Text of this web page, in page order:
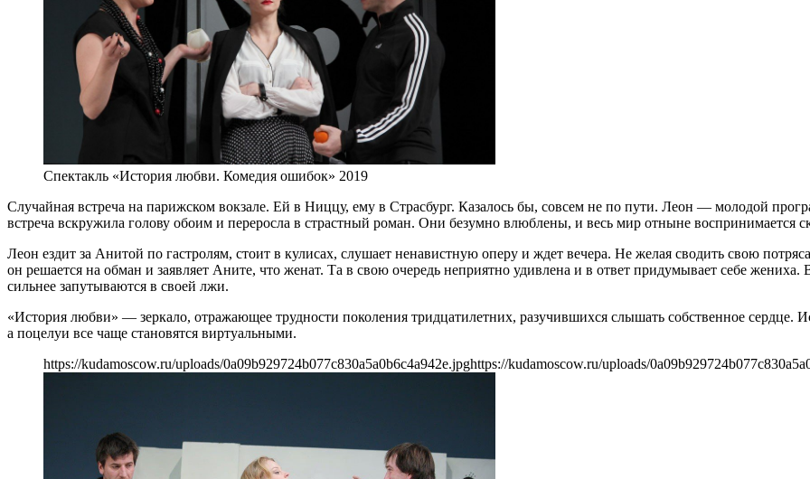
Спектакль «История любви. Комедия ошибок» 2019
Случайная встреча на парижском вокзале. Ей в Ниццу, ему в Страсбург. Казалось бы, совсем не по пути. Леон — молодой
встреча вскружила голову обоим и переросла в страстный роман. Они безумно влюблены, и весь мир отныне воспринимается
Леон ездит за Анитой по гастролям, стоит в кулисах, слушает ненавистную оперу и ждет вечера. Не желая сводить свою
он решается на обман и заявляет Аните, что женат. Та в свою очередь неприятно удивлена и в ответ придумывает себе
сильнее запутываются в своей лжи.
«История любви» — зеркало, отражающее трудности поколения тридцатилетних, разучившихся слышать собственное сердце.
а поцелуи все чаще становятся виртуальными.
https://kudamoscow.ru/uploads/0a09b929724b077c830a5a0b6c4a942e.jpghttps://kudamoscow.ru/uploads/